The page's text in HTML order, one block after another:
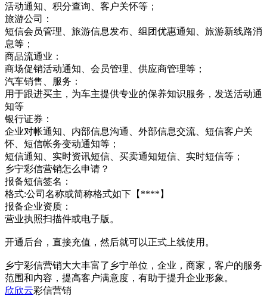
活动通知、积分查询、客户关怀等；
旅游公司：
短信会员管理、旅游信息发布、组团优惠通知、旅游新线路消
息等；
商品流通业：
商场促销活动通知、会员管理、供应商管理等；
汽车销售、服务：
用于跟进买主，为车主提供专业的保养知识服务，发送活动通
知等
银行证券：
企业对帐通知、内部信息沟通、外部信息交流、短信客户关
怀、短信帐务变动通知等；
短信通知、实时资讯短信、买卖通知短信、实时短信等；
乡宁彩信营销怎么申请？
报备短信签名：
格式:公司名称或简称格式如下【****】
报备企业资质：
营业执照扫描件或电子版。
开通后台，直接充值，然后就可以正式上线使用。
乡宁彩信营销大大丰富了乡宁单位，企业，商家，客户的服务
范围和内容，提高客户满意度，有助于提升企业形象。
欣欣云彩信营销